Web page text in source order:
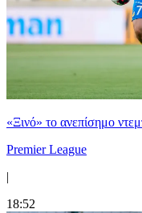
«Ξινό» το ανεπίσημο
Premier League
|
18:52